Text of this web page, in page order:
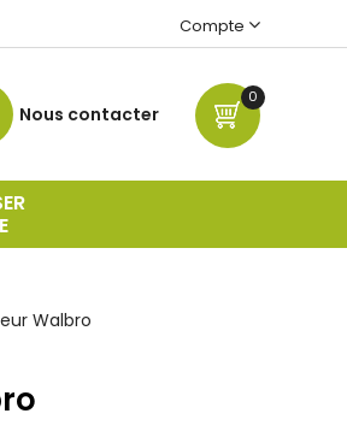
Compte
0
Nous contacter
Walbro